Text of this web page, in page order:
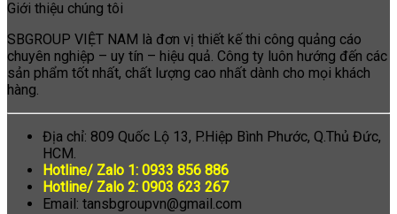
Giới thiệu chúng tôi
SBGROUP VIỆT NAM là đơn vị thiết kế thi công quảng cáo
chuyên nghiệp – uy tín – hiệu quả. Công ty luôn hướng đến các
sản phẩm tốt nhất, chất lượng cao nhất dành cho mọi khách
hàng.
Địa chỉ: 809 Quốc Lộ 13, P.Hiệp Bình Phước, Q.Thủ Đức,
HCM.
Hotline/ Zalo 1: 0933 856 886
Hotline/ Zalo 2: 0903 623 267
Email: tansbgroupvn@gmail.com